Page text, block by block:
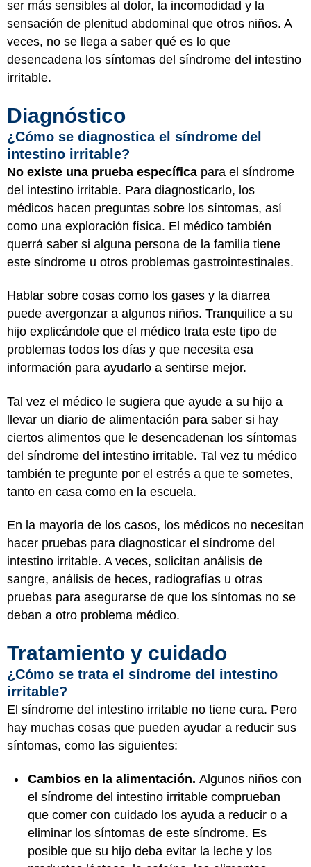
ser más sensibles al dolor, la incomodidad y la
sensación de plenitud abdominal que otros niños. A
veces, no se llega a saber qué es lo que
desencadena los síntomas del síndrome del intestino
irritable.
Diagnóstico
¿Cómo se diagnostica el síndrome del
intestino irritable?
No existe una prueba específica para el síndrome
del intestino irritable. Para diagnosticarlo, los
médicos hacen preguntas sobre los síntomas, así
como una exploración física. El médico también
querrá saber si alguna persona de la familia tiene
este síndrome u otros problemas gastrointestinales.
Hablar sobre cosas como los gases y la diarrea
puede avergonzar a algunos niños. Tranquilice a su
hijo explicándole que el médico trata este tipo de
problemas todos los días y que necesita esa
información para ayudarlo a sentirse mejor.
Tal vez el médico le sugiera que ayude a su hijo a
llevar un diario de alimentación para saber si hay
ciertos alimentos que le desencadenan los síntomas
del síndrome del intestino irritable. Tal vez tu médico
también te pregunte por el estrés a que te sometes,
tanto en casa como en la escuela.
En la mayoría de los casos, los médicos no necesitan
hacer pruebas para diagnosticar el síndrome del
intestino irritable. A veces, solicitan análisis de
sangre, análisis de heces, radiografías u otras
pruebas para asegurarse de que los síntomas no se
deban a otro problema médico.
Tratamiento y cuidado
¿Cómo se trata el síndrome del intestino
irritable?
El síndrome del intestino irritable no tiene cura. Pero
hay muchas cosas que pueden ayudar a reducir sus
síntomas, como las siguientes:
Cambios en la alimentación. Algunos niños con
el síndrome del intestino irritable comprueban
que comer con cuidado los ayuda a reducir o a
eliminar los síntomas de este síndrome. Es
posible que su hijo deba evitar la leche y los